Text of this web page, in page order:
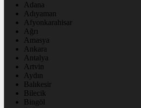
Adana
Adıyaman
Afyonkarahisar
Ağrı
Amasya
Ankara
Antalya
Artvin
Aydın
Balıkesir
Bilecik
Bingöl